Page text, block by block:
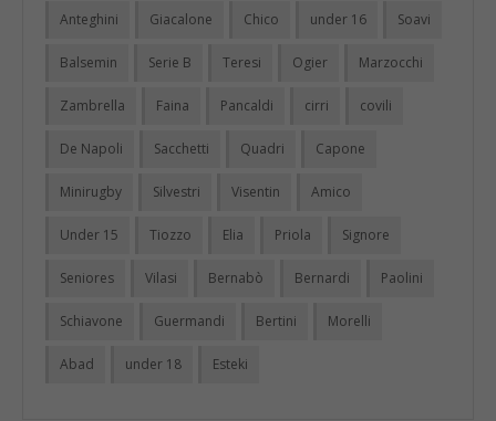
Anteghini Giacalone Chico under 16 Soavi
Balsemin Serie B Teresi Ogier Marzocchi
Zambrella Faina Pancaldi cirri covili
De Napoli Sacchetti Quadri Capone
Minirugby Silvestri Visentin Amico
Under 15 Tiozzo Elia Priola Signore
Seniores Vilasi Bernabò Bernardi Paolini
Schiavone Guermandi Bertini Morelli
Abad under 18 Esteki